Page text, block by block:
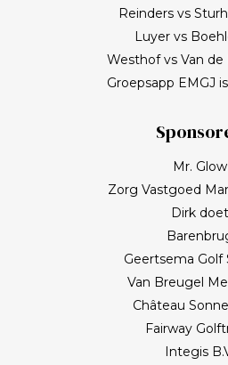
Reinders vs
Luyer vs
Westhof vs Van de
Groepsapp EMGJ
Mr. Glow
Zorg Vastgoed
Dirk doet
Geertsema Golf
Van Breugel
Château
Fairway
Integis